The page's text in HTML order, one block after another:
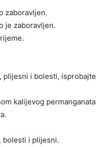
zaboravljen.
je zaboravljen.
plijesni i bolesti, isprobajte
kalijevog permanganata
bolesti i plijesni.